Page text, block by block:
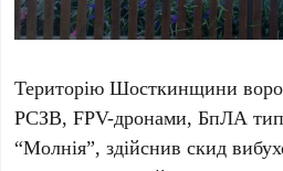
Територію Шосткинщини
РСЗВ, FPV-дронами, БпЛА
“Молнія”, здійснив скид